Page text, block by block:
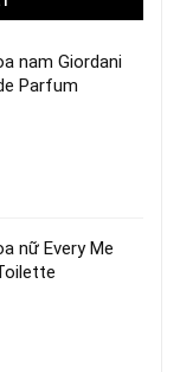
nam Giordani
Parfum
nữ Every Me